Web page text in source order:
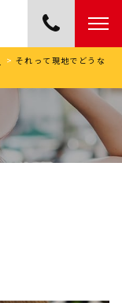
> それって現地でどうな